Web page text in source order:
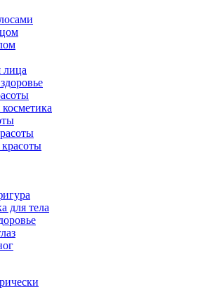
лица
для тела